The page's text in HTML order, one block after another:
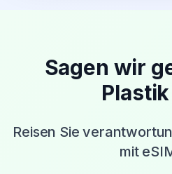
Sagen wir
Reisen Sie
mit